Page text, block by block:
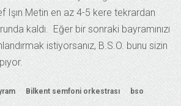
Işın Metin en az 4-5 kere tekrardan
kaldı. Eğer bir sonraki bayramınızı
istiyorsanız, B.S.O. bunu sizin
Bilkent semfoni orkestrası bso